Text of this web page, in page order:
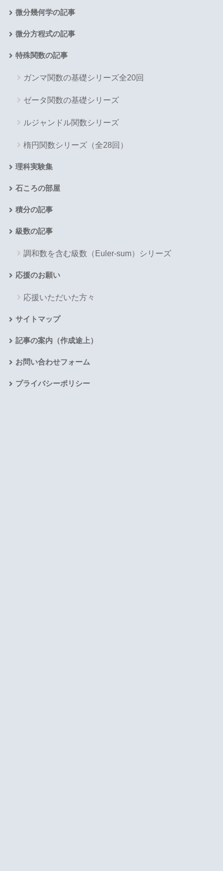
微分幾何学の記事
微分方程式の記事
特殊関数の記事
ガンマ関数の基礎シリーズ全20回
ゼータ関数の基礎シリーズ
ルジャンドル関数シリーズ
楕円関数シリーズ（全28回）
理科実験集
石ころの部屋
積分の記事
級数の記事
調和数を含む級数（Euler-sum）シリーズ
応援のお願い
応援いただいた方々
サイトマップ
記事の案内（作成途上）
お問い合わせフォーム
プライバシーポリシー